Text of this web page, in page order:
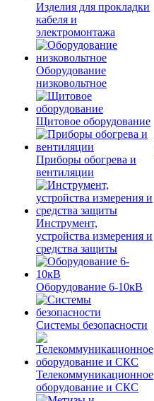
Изделия для прокладки
кабеля и
электромонтажа
Оборудование
низковольтное
Щитовое оборудование
Приборы обогрева и
вентиляции
Инструмент,
устройства измерения и
средства защиты
Оборудование 6-10кВ
Системы безопасности
Телекоммуникационное
оборудование и СКС